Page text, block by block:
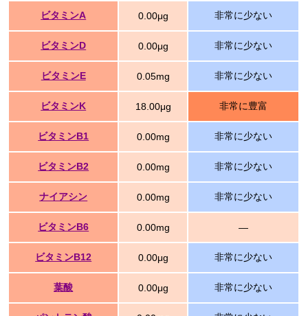
ビタミンA 0.00μg 非常に少ない
ビタミンD 0.00μg 非常に少ない
ビタミンE 0.05mg 非常に少ない
ビタミンK 18.00μg 非常に豊富
ビタミンB1 0.00mg 非常に少ない
ビタミンB2 0.00mg 非常に少ない
ナイアシン 0.00mg 非常に少ない
ビタミンB6 0.00mg ―
ビタミンB12 0.00μg 非常に少ない
葉酸 0.00μg 非常に少ない